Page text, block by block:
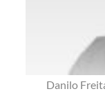
Danilo